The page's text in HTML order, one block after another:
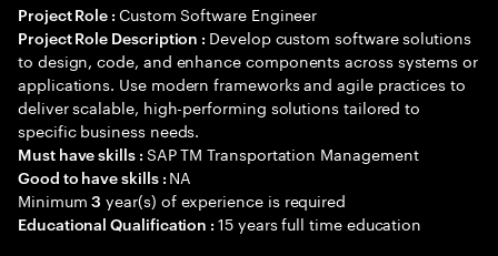
Project Role : Custom Software Engineer
Project Role Description : Develop custom software solutions
to design, code, and enhance components across systems or
applications. Use modern frameworks and agile practices to
deliver scalable, high-performing solutions tailored to
specific business needs.
Must have skills : SAP TM Transportation Management
Good to have skills : NA
Minimum3 year(s) of experience is required
Educational Qualification :15 years full time education